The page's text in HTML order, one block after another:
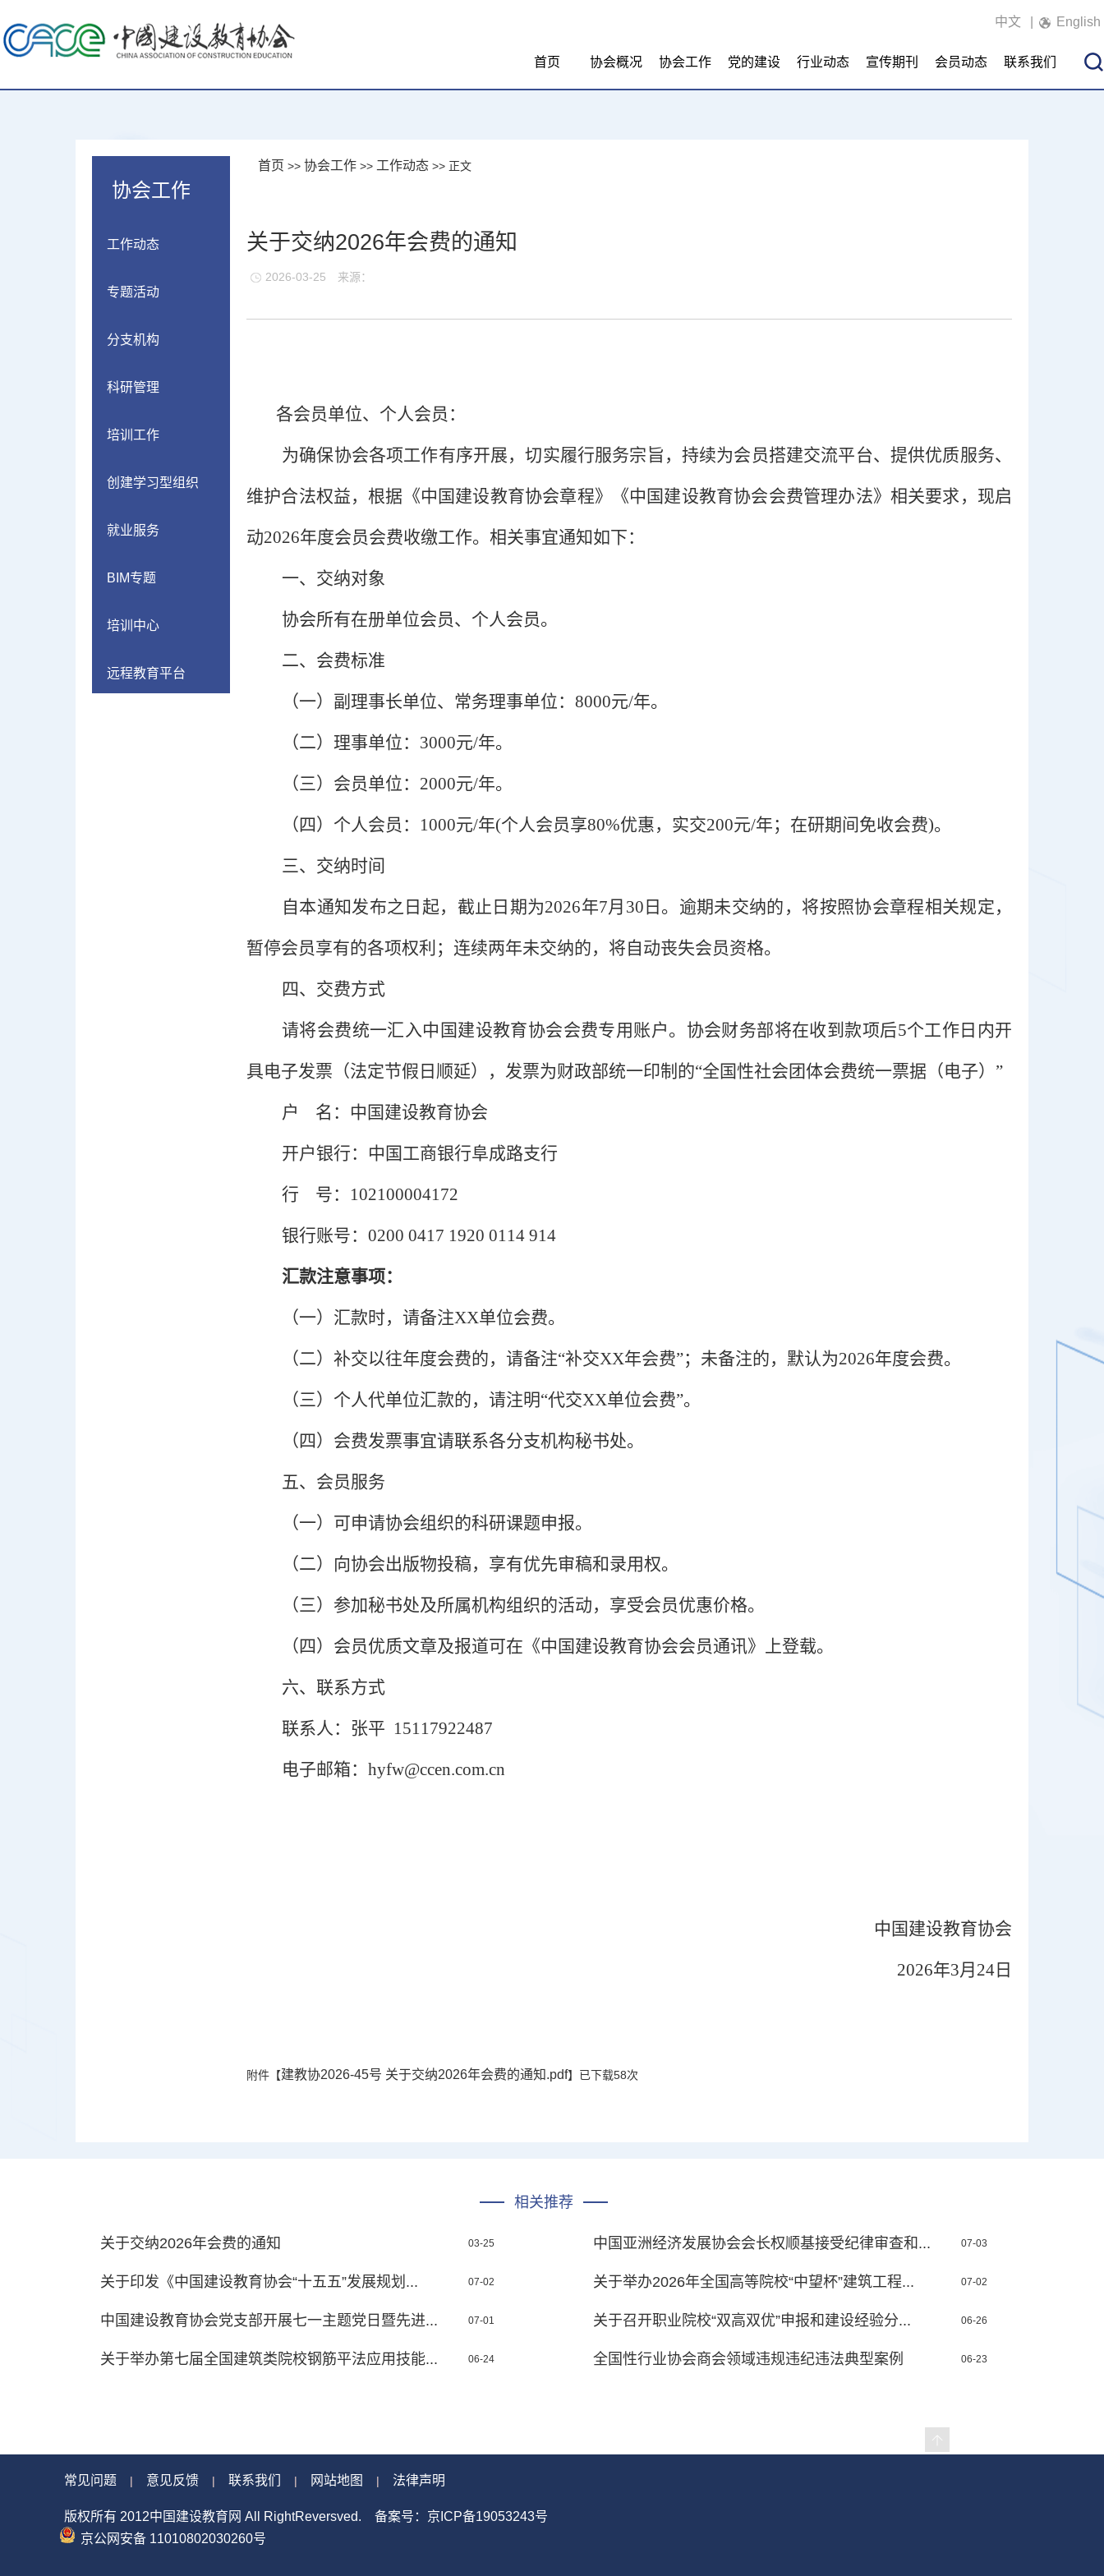
中文 English
首页 协会概况 协会工作 党的建设 行业动态 宣传期刊 会员动态 联系我们
协会工作
工作动态
专题活动
分支机构
科研管理
培训工作
创建学习型组织
就业服务
BIM专题
培训中心
远程教育平台
首页 >> 协会工作>> 工作动态>> 正文
关于交纳2026年会费的通知
2026-03-25 来源：
各会员单位、个人会员：
为确保协会各项工作有序开展，切实履行服务宗旨，持续为会员搭建交流平台、提供优质服务、
维护合法权益，根据《中国建设教育协会章程》《中国建设教育协会会费管理办法》相关要求，现启
动2026年度会员会费收缴工作。相关事宜通知如下：
一、 交纳对象
协会所有在册单位会员、个人会员。
二、 会费标准
（一） 副理事长单位、常务理事单位： 8000元/年。
（二） 理事单位： 3000元/年。
（三） 会员单位： 2000元/年。
（四） 个人会员： 1000元/年(个人会员享80%优惠，实交200元/年；在研期间免收会费)。
三、交纳时间
自本通知发布之日起，截止日期为2026年7月30日。逾期未交纳的，将按照协会章程相关规定，
暂停会员享有的各项权利；连续两年未交纳的，将自动丧失会员资格。
四、交费方式
请将会费统一汇入中国建设教育协会会费专用账户。协会财务部将在收到款项后5个工作日内开
具电子发票（法定节假日顺延），发票为财政部统一印制的“全国性社会团体会费统一票据（电子）”
户 名：中国建设教育协会
开户银行：中国工商银行阜成路支行
行 号： 102100004172
银行账号： 0200 0417 1920 0114 914
汇款注意事项：
（一） 汇款时，请备注XX单位会费。
（二） 补交以往年度会费的，请备注“补交XX年会费”；未备注的，默认为2026年度会费。
（三） 个人代单位汇款的，请注明“代交XX单位会费”。
（四） 会费发票事宜请联系各分支机构秘书处。
五、会员服务
（一） 可申请协会组织的科研课题申报。
（二） 向协会出版物投稿，享有优先审稿和录用权。
（三） 参加秘书处及所属机构组织的活动，享受会员优惠价格。
（四） 会员优质文章及报道可在《中国建设教育协会会员通讯》上登载。
六、联系方式
联系人：张平 15117922487
电子邮箱： hyfw@ccen.com.cn
中国建设教育协会
2026年3月24日
附件【建教协2026-45号 关于交纳2026年会费的通知.pdf】已下载58次
相关推荐
关于交纳2026年会费的通知 03-25 中国亚洲经济发展协会会长权顺基接受纪律审查和... 07-03
关于印发《中国建设教育协会“十五五”发展规划... 07-02 关于举办2026年全国高等院校“中望杯”建筑工程... 07-02
中国建设教育协会党支部开展七一主题党日暨先进... 07-01 关于召开职业院校“双高双优”申报和建设经验分... 06-26
关于举办第七届全国建筑类院校钢筋平法应用技能... 06-24 全国性行业协会商会领域违规违纪违法典型案例 06-23
常见问题 | 意见反馈 | 联系我们 | 网站地图 | 法律声明
版权所有 2012中国建设教育网 All RightReversved.
备案号：京ICP备19053243号
京公网安备 11010802030260号